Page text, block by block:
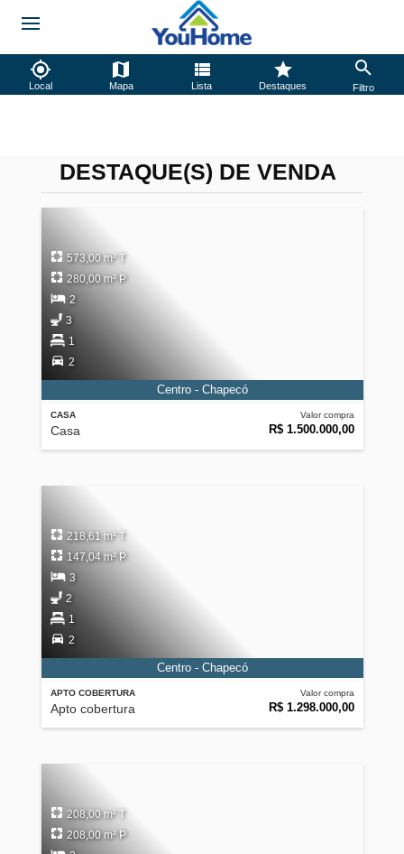
Local Mapa Lista Destaques Filtro
DESTAQUE(S) DE VENDA
CASA
Casa
Valor compra
R$ 1.500.000,00
573,00 m² T
280,00 m² P
2
3
1
2
Centro - Chapecó
APTO COBERTURA
Apto cobertura
Valor compra
R$ 1.298.000,00
218,61 m² T
147,04 m² P
3
2
1
2
Centro - Chapecó
208,00 m² T
208,00 m² P